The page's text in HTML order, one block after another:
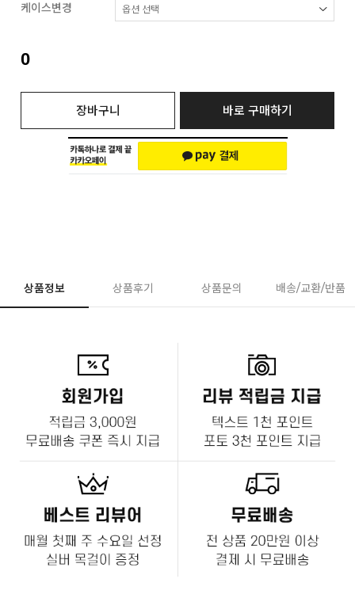
케이스변경
0
장바구니 바로 구매하기
상품정보 상품후기 상품문의 배송/교환/반품